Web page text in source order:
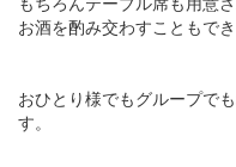
お酒を酌み交わすこともでき
おひとり様でもグループで
す。